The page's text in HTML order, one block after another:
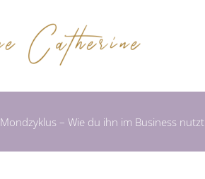
Mondzyklus – Wie du ihn im Business nutzt